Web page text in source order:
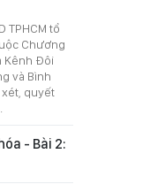
TPHCM tổ
Chương
Kênh Đôi
và Bình
xét, quyết
- Bài 2: